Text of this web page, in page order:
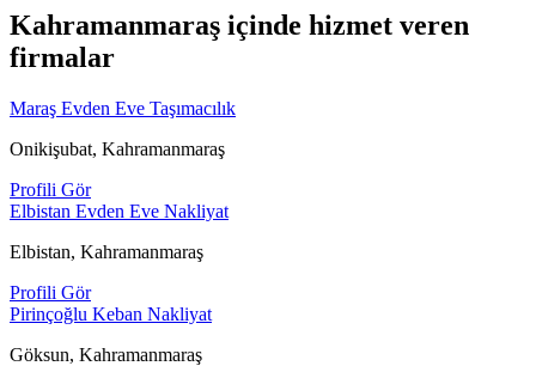
Kahramanmaraş içinde hizmet veren
firmalar
Maraş Evden Eve Taşımacılık
Onikişubat, Kahramanmaraş
Profili Gör
Elbistan Evden Eve Nakliyat
Elbistan, Kahramanmaraş
Profili Gör
Pirinçoğlu Keban Nakliyat
Göksun, Kahramanmaraş